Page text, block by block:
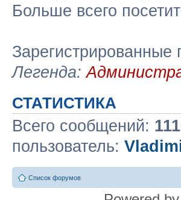
Больше всего
Зарегистрированные
Легенда:
СТАТИСТИКА
Всего сообщений:
пользователь:
Список форумов